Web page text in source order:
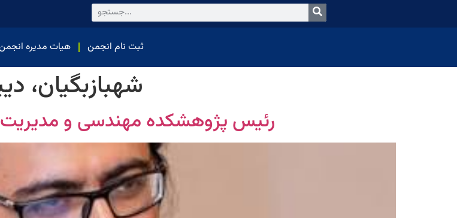
هیات مدیره ثبت نام انجمن
شهبازبگیان،
رئیس پژوهشکده مهندسی و